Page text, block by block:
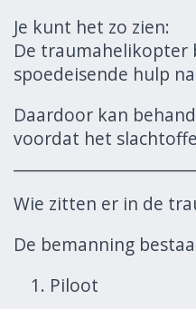
Je kunt het zo zien:
De traumahelikopter
spoedeisende hulp
Daardoor kan
voordat het
Wie zitten er in de
De bemanning
Piloot